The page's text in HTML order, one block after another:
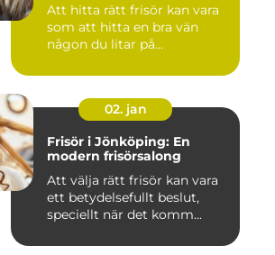
Att hitta rätt frisör kan vara
som att hitta en bra vän
någon du litar på...
02. jan
Frisör i Jönköping: En
modern frisörsalong
Att välja rätt frisör kan vara
ett betydelsefullt beslut,
speciellt när det komm...